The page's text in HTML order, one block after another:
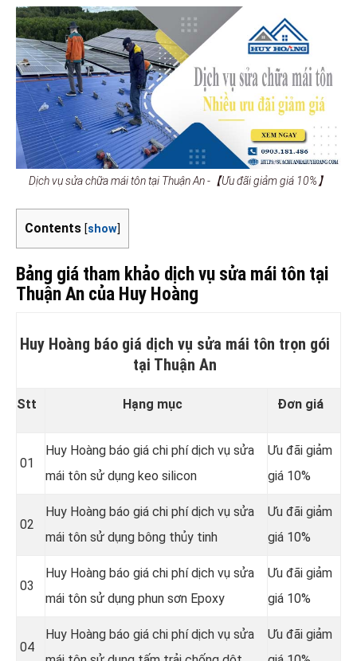
Dịch vụ sửa chữa mái tôn tại Thuận An -【Ưu đãi giảm giá 10%】
Contents [show]
Bảng giá tham khảo dịch vụ sửa mái tôn tại
Thuận An của Huy Hoàng
Huy Hoàng báo giá dịch vụ sửa mái tôn trọn gói
tại Thuận An
Stt Hạng mục Đơn giá
01
Huy Hoàng báo giá chi phí dịch vụ sửa
mái tôn sử dụng keo silicon
Ưu đãi giảm
giá 10%
02
Huy Hoàng báo giá chi phí dịch vụ sửa
mái tôn sử dụng bông thủy tinh
Ưu đãi giảm
giá 10%
03
Huy Hoàng báo giá chi phí dịch vụ sửa
mái tôn sử dụng phun sơn Epoxy
Ưu đãi giảm
giá 10%
04
Huy Hoàng báo giá chi phí dịch vụ sửa
Ưu đãi giảm